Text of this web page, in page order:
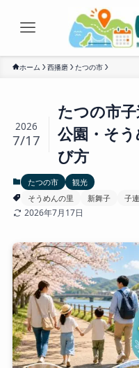
ホーム 西播磨 たつの市
たつの市
公園・そ
び方
2026
7/17
たつの市
観光
そうめんの里
新舞子 子
2026年7月17日